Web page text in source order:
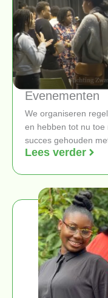
Evenementen
We organiseren
en hebben tot nu
succes gehouden
Lees verder